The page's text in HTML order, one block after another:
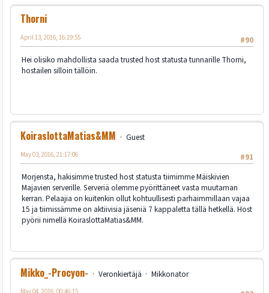
Thorni
#90
April 13, 2016, 16:19:55
Hei olisiko mahdollista saada trusted host statusta tunnarille Thorni,
hostailen silloin tällöin.
KoiraslottaMatias&MM
Guest
#91
May 03, 2016, 21:17:06
Morjensta, hakisimme trusted host statusta tiimimme Mäiskivien
Majavien serverille. Serveriä olemme pyörittäneet vasta muutaman
kerran. Pelaajia on kuitenkin ollut kohtuullisesti parhaimmillaan vajaa
15 ja tiimissämme on aktiivisia jäseniä 7 kappaletta tällä hetkellä. Host
pyörii nimellä KoiraslottaMatias&MM.
Mikko_-Procyon- Veronkiertäjä
Mikkonator